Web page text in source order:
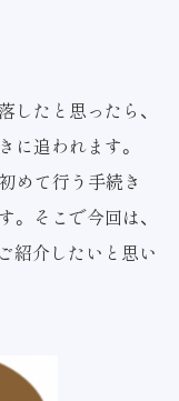
したと思ったら、
に追われます。
めて行う手続き
そこで今回は、
紹介したいと思い